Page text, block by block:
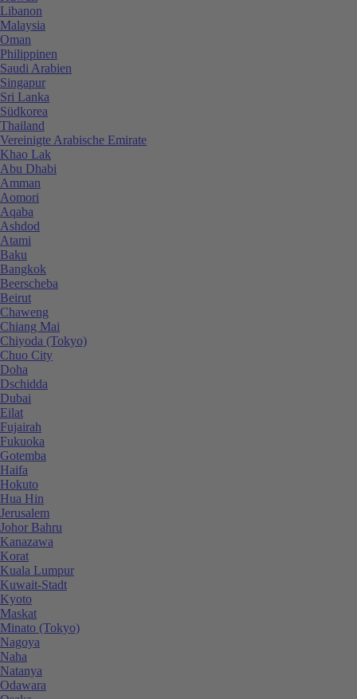
Libanon
Malaysia
Oman
Philippinen
Saudi Arabien
Singapur
Sri Lanka
Südkorea
Thailand
Vereinigte Arabische Emirate
Khao Lak
Abu Dhabi
Amman
Aomori
Aqaba
Ashdod
Atami
Baku
Bangkok
Beerscheba
Beirut
Chaweng
Chiang Mai
Chiyoda (Tokyo)
Chuo City
Doha
Dschidda
Dubai
Eilat
Fujairah
Fukuoka
Gotemba
Haifa
Hokuto
Hua Hin
Jerusalem
Johor Bahru
Kanazawa
Korat
Kuala Lumpur
Kuwait-Stadt
Kyoto
Maskat
Minato (Tokyo)
Nagoya
Naha
Natanya
Odawara